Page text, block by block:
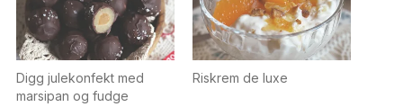
Digg julekonfekt med
marsipan og fudge
Riskrem de luxe